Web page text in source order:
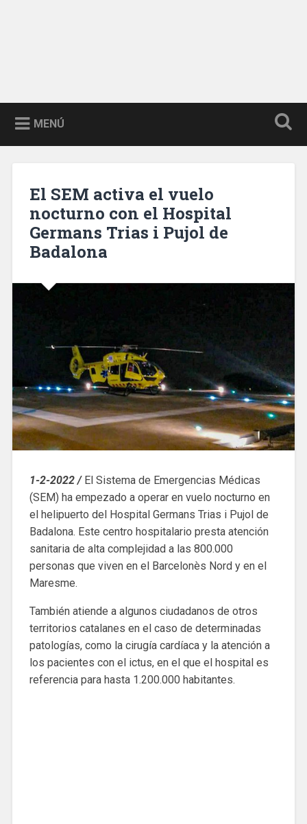
MENÚ
El SEM activa el vuelo
nocturno con el Hospital
Germans Trias i Pujol de
Badalona
1-2-2022 /El Sistema de Emergencias Médicas
(SEM) ha empezado a operar en vuelo nocturno en
el helipuerto del Hospital Germans Trias i Pujol de
Badalona. Este centro hospitalario presta atención
sanitaria de alta complejidad a las 800.000
personas que viven en el Barcelonès Nord y en el
Maresme.
También atiende a algunos ciudadanos de otros
territorios catalanes en el caso de determinadas
patologías, como la cirugía cardíaca y la atención a
los pacientes con el ictus, en el que el hospital es
referencia para hasta 1.200.000 habitantes.